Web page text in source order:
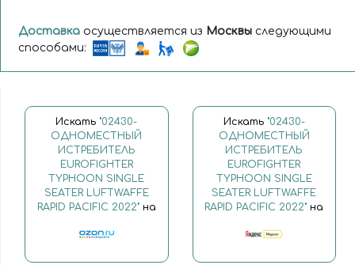
Доставка осуществляется из Москвы следующими
способами:
Искать "02430-
ОДНОМЕСТНЫЙ
ИСТРЕБИТЕЛЬ
EUROFIGHTER
TYPHOON SINGLE
SEATER LUFTWAFFE
RAPID PACIFIC 2022"на
Искать "02430-
ОДНОМЕСТНЫЙ
ИСТРЕБИТЕЛЬ
EUROFIGHTER
TYPHOON SINGLE
SEATER LUFTWAFFE
RAPID PACIFIC 2022" на